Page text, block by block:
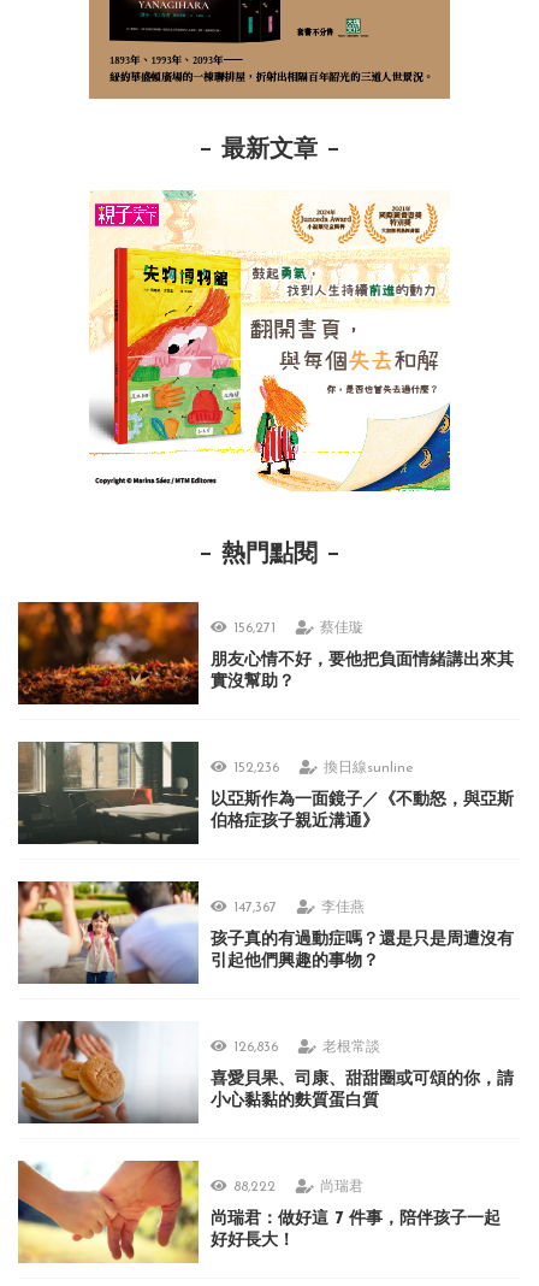
最新文章
熱門點閱
156,271 蔡佳璇
朋友心情不好，要他把負面情緒講出來其
實沒幫助？
152,236 換日線sunline
以亞斯作為一面鏡子／《不動怒，與亞斯
伯格症孩子親近溝通》
147,367 李佳燕
孩子真的有過動症嗎？還是只是周遭沒有
引起他們興趣的事物？
126,836 老根常談
喜愛貝果、司康、甜甜圈或可頌的你，請
小心黏黏的麩質蛋白質
88,222 尚瑞君
尚瑞君：做好這 7 件事，陪伴孩子一起
好好長大！